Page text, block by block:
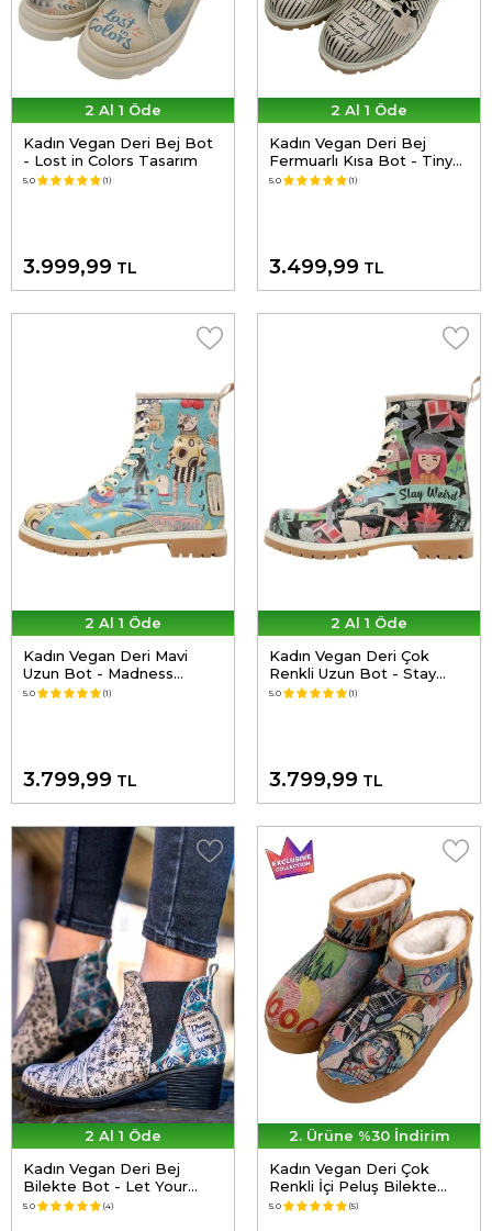
2 Al 1 Öde
Kadın Vegan Deri Bej Bot
- Lost in Colors Tasarım
5.0 (1)
3.999,99 TL
2 Al 1 Öde
Kadın Vegan Deri Bej
Fermuarlı Kısa Bot - Tiny
But Mighty Tasarım
5.0 (1)
3.499,99 TL
2 Al 1 Öde
Kadın Vegan Deri Mavi
Uzun Bot - Madness
Tasarım
5.0 (1)
3.799,99 TL
2 Al 1 Öde
Kadın Vegan Deri Çok
Renkli Uzun Bot - Stay
Weird Tasarım
5.0 (1)
3.799,99 TL
2 Al 1 Öde
Kadın Vegan Deri Bej
Bilekte Bot - Let Your
Dreams Be Your Wings
5.0 (4)
2. Ürüne %30 İndirim
Kadın Vegan Deri Çok
Renkli İçi Peluş Bilekte
Bot - Live and Save
5.0 (5)